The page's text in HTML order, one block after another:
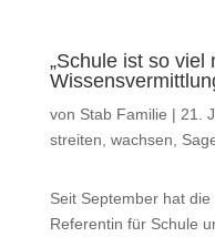
„Schule ist so viel
von Stab Familie | 21.
streiten, wachsen
Seit September hat
Referentin für Schule